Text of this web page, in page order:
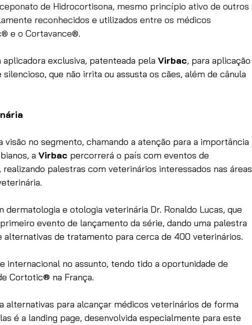
de Hidrocortisona, mesmo princípio ativo de outros
reconhecidos e utilizados entre os médicos
e o Cortavance®.
exclusiva, patenteada pela Virbac, para aplicação
que não irrita ou assusta os cães, além de cânula
visão no segmento, chamando a atenção para a importância
a Virbac percorrerá o país com eventos de
realizando palestras com veterinários interessados nas áreas
dermatologia e otologia veterinária Dr. Ronaldo Lucas, que
evento de lançamento da série, dando uma palestra
alternativas de tratamento para cerca de 400 veterinários.
internacional no assunto, tendo tido a oportunidade de
Cortotic® na França.
alternativas para alcançar médicos veterinários de forma
é a landing page, desenvolvida especialmente para este